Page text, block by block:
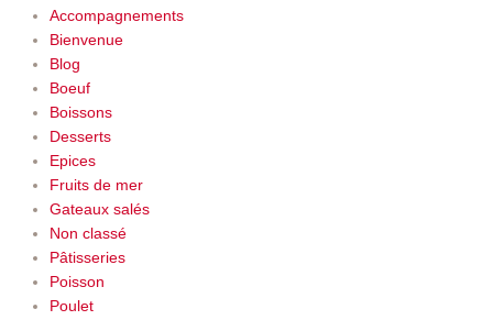
Accompagnements
Bienvenue
Blog
Boeuf
Boissons
Desserts
Epices
Fruits de mer
Gateaux salés
Non classé
Pâtisseries
Poisson
Poulet